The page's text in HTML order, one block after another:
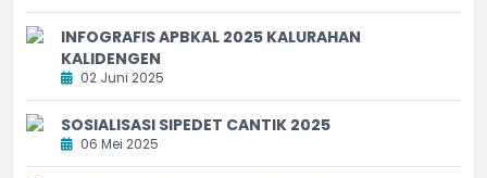
INFOGRAFIS APBKAL 2025 KALURAHAN
KALIDENGEN
02 Juni 2025
SOSIALISASI SIPEDET CANTIK 2025
06 Mei 2025